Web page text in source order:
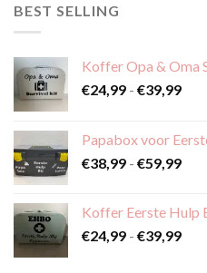
BEST SELLING
Koffer Opa & Oma
€24,99 - €39,99
Papabox voor
€38,99 - €59,99
Koffer Eerste Hulp
€24,99 - €39,99